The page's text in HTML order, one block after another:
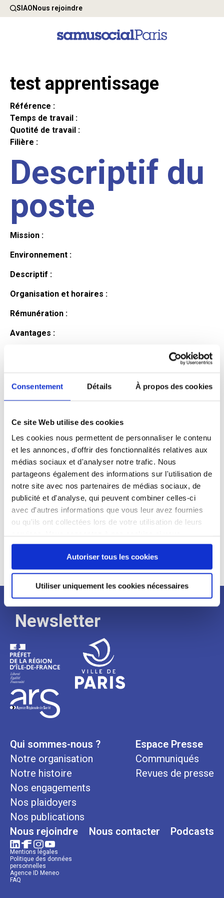
Consentement Détails À propos des cookies
Ce site Web utilise des cookies
Les cookies nous permettent de personnaliser le contenu
et les annonces, d'offrir des fonctionnalités relatives aux
médias sociaux et d'analyser notre trafic. Nous
partageons également des informations sur l'utilisation de
notre site avec nos partenaires de médias sociaux, de
publicité et d'analyse, qui peuvent combiner celles-ci
avec d'autres informations que vous leur avez fournies
ou qu'ils ont collectées lors de votre utilisation de leurs
continuez à utiliser notre site Web.
Autoriser tous les cookies
Utiliser uniquement les cookies nécessaires
SIAONous rejoindre
test apprentissage
Référence :
Temps de travail :
Quotité de travail :
Filière :
Descriptif du
poste
Mission :
Environnement :
Descriptif :
Organisation et horaires :
Rémunération :
Avantages :
candidat
Qualifications et diplômes :
Profil recherché :
Expérience :
Processus
de
recrutement
Newsletter
Qui sommes-nous ?
Notre organisation
Notre histoire
Nos engagements
Nos plaidoyers
Nos publications
Espace Presse
Communiqués
Revues de presse
Nous rejoindre Nous contacter Podcasts
Mentions légales
Politique des données
personnelles
Agence ID Meneo
FAQ